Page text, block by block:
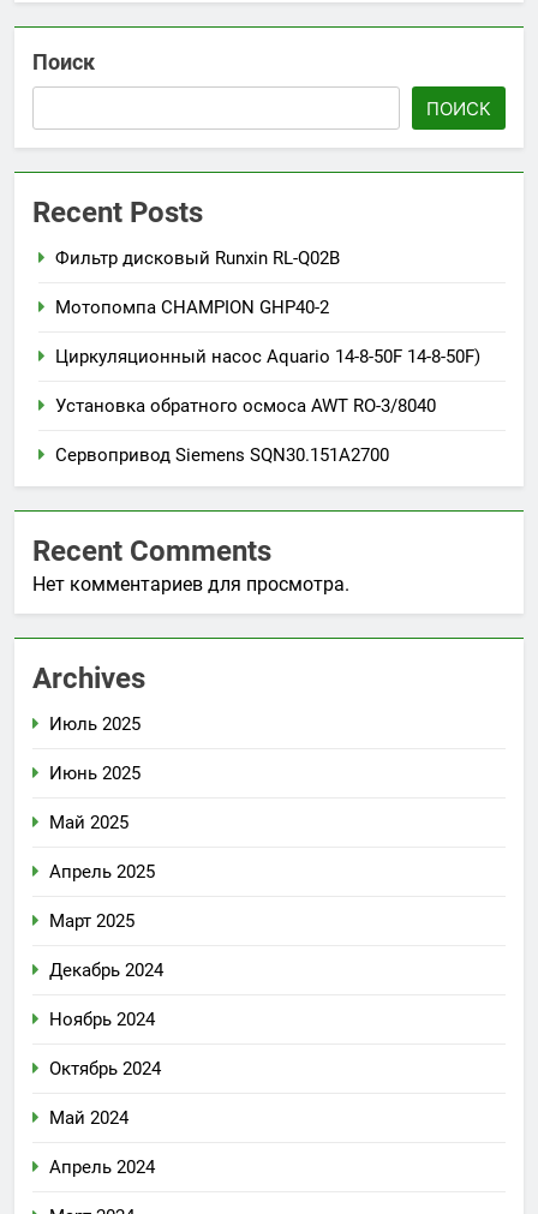
Поиск
ПОИСК
Recent Posts
Фильтр дисковый Runxin RL-Q02B
Мотопомпа CHAMPION GHP40-2
Циркуляционный насос Aquario 14-8-50F 14-8-50F)
Установка обратного осмоса AWT RO-3/8040
Сервопривод Siemens SQN30.151A2700
Recent Comments
Нет комментариев для просмотра.
Archives
Июль 2025
Июнь 2025
Май 2025
Апрель 2025
Март 2025
Декабрь 2024
Ноябрь 2024
Октябрь 2024
Май 2024
Апрель 2024